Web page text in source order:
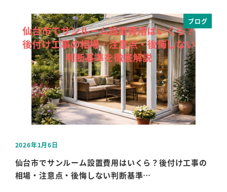
ブログ
投稿日
2026年1月6日
仙台市でサンルーム設置費用はいくら？後付け工事の
相場・注意点・後悔しない判断基準…